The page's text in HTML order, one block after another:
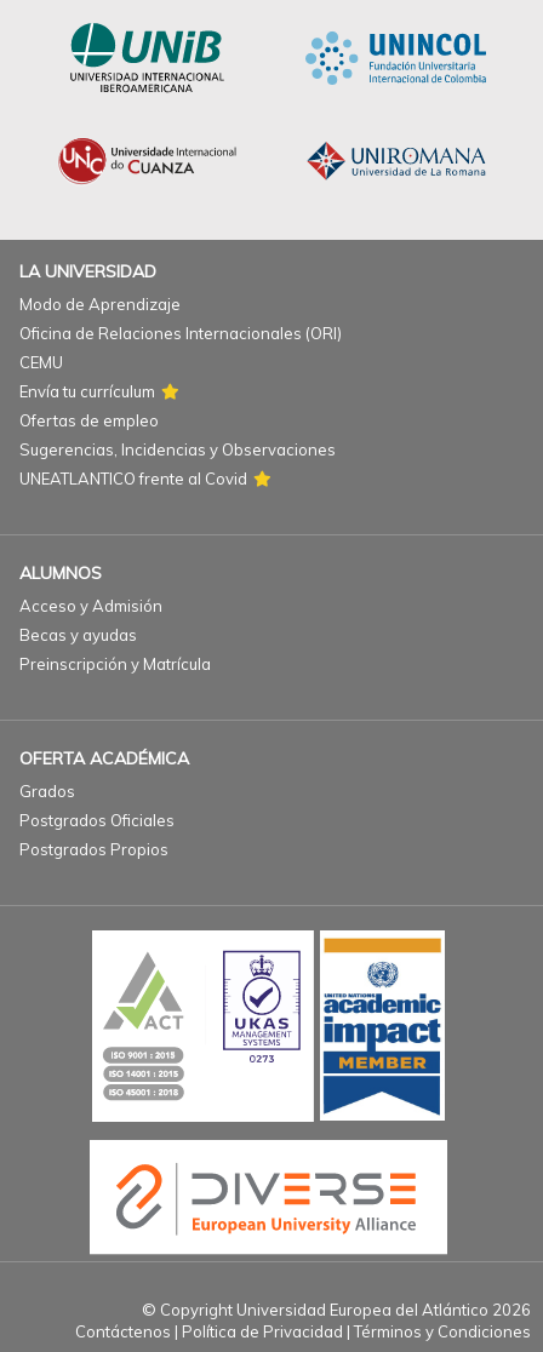
LA UNIVERSIDAD
Modo de Aprendizaje
Oficina de Relaciones Internacionales (ORI)
CEMU
Envía tu currículum
Ofertas de empleo
Sugerencias, Incidencias y Observaciones
UNEATLANTICO frente al Covid
ALUMNOS
Acceso y Admisión
Becas y ayudas
Preinscripción y Matrícula
OFERTA ACADÉMICA
Grados
Postgrados Oficiales
Postgrados Propios
© Copyright Universidad Europea del Atlántico 2026
Contáctenos Política de Privacidad Términos y Condiciones